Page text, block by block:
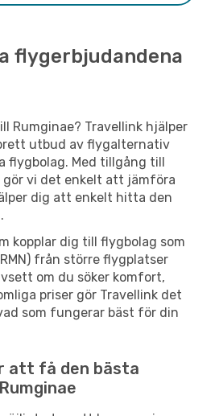
flygerbjudandena
Rumginae? Travellink hjälper
utbud av flygalternativ
flygbolag. Med tillgång till
vi det enkelt att jämföra
dig att enkelt hitta den
kopplar dig till flygbolag som
från större flygplatser
om du söker komfort,
priser gör Travellink det
som fungerar bäst för din
att få den bästa